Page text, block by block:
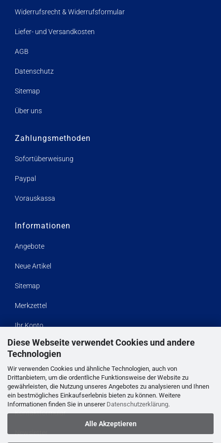
Diese Webseite verwendet Cookies und andere
Technologien
Wir verwenden Cookies und ähnliche Technologien, auch von
Drittanbietern, um die ordentliche Funktionsweise der Website zu
gewährleisten, die Nutzung unseres Angebotes zu analysieren und Ihnen
ein bestmögliches Einkaufserlebnis bieten zu können. Weitere
Informationen finden Sie in unserer Datenschutzerklärung.
Alle Akzeptieren
Widerrufsrecht & Widerrufsformular
Liefer- und Versandkosten
AGB
Datenschutz
Sitemap
Über uns
Zahlungsmethoden
Sofortüberweisung
Paypal
Vorauskassa
Informationen
Angebote
Neue Artikel
Sitemap
Merkzettel
Ihr Konto
Kasse
Kontaktdaten
Impressum
Kontaktformular
Newsletter